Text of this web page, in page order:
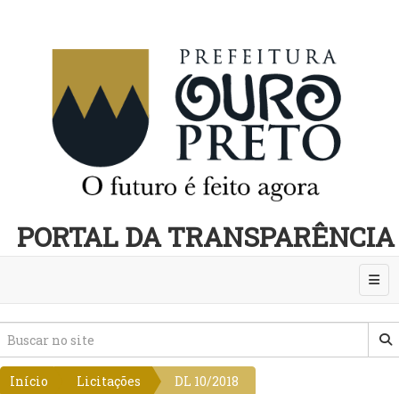
PORTAL DA TRANSPARÊNCIA
Início Licitações DL 10/2018